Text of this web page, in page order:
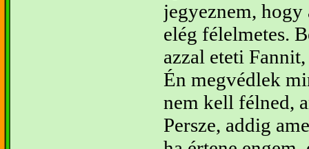
jegyeznem,
elég félelmetes.
azzal eteti
Én megvédlek
nem kell félned,
Persze, addig